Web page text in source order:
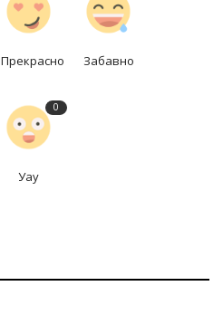
Прекрасно Забавно
0
Уау